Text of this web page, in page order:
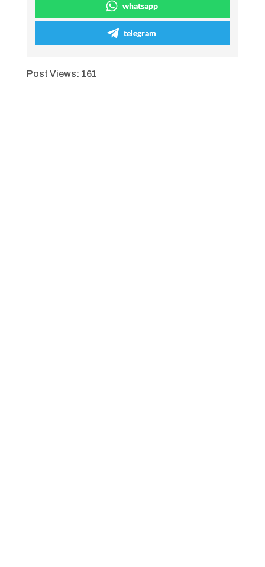
whatsapp
telegram
Post Views: 161